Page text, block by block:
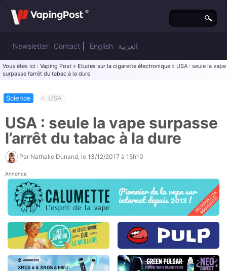
Newsletter Contact English العربية
Vous êtes ici : Vaping Post » Etudes sur la cigarette électronique » USA : seule la vape
surpasse l’arrêt du tabac à la dure
Science # USA
USA : seule la vape surpasse
l’arrêt du tabac à la dure
Par Nathalie Dunand , le 13/12/2017 à 15h10
Annonce